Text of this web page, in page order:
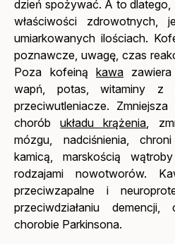
dzień spożywać. A to
właściwości zdrowotnych,
umiarkowanych ilościach.
poznawcze, uwagę, czas
Poza kofeinąkawa
wapń, potas, witaminy
przeciwutleniacze.
choróbukładu krążenia ,
mózgu, nadciśnienia,
kamicą, marskością
rodzajami nowotworów.
przeciwzapalne i
przeciwdziałaniu
chorobie Parkinsona.